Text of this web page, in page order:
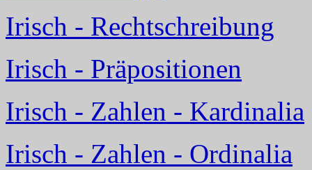
Irisch - Rechtschreibung
Irisch - Präpositionen
Irisch - Zahlen - Kardinalia
Irisch - Zahlen - Ordinalia